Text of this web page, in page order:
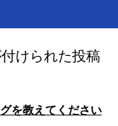
けられた投稿
を教えてください